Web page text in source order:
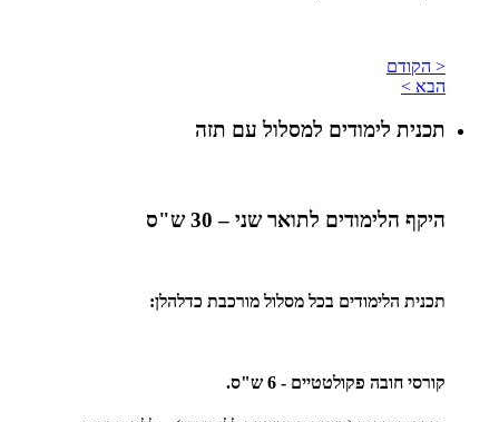
< הקודם
הבא >
תכנית לימודים למסלול עם תזה
היקף הלימודים לתואר שני – 30 ש"ס
תכנית הלימודים בכל מסלול מורכבת כדלהלן:
קורסי חובה פקולטטיים - 6 ש"ס.